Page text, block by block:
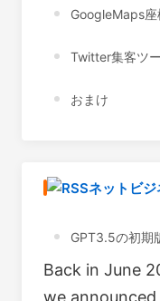
GoogleMaps
Twitter集客ツ
おまけ
ネットビ
GPT3.5の初期
Back in June
we